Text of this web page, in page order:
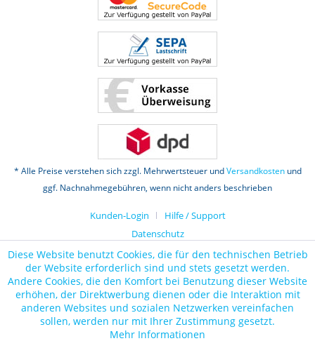
* Alle Preise verstehen sich zzgl. Mehrwertsteuer undVersandkostenund
ggf. Nachnahmegebühren, wenn nicht anders beschrieben
Kunden-Login
Hilfe / Support
Datenschutz
Diese Website benutzt Cookies, die für den technischen Betrieb
der Website erforderlich sind und stets gesetzt werden.
Andere Cookies, die den Komfort bei Benutzung dieser Website
erhöhen, der Direktwerbung dienen oder die Interaktion mit
anderen Websites und sozialen Netzwerken vereinfachen
sollen, werden nur mit Ihrer Zustimmung gesetzt.
Mehr Informationen